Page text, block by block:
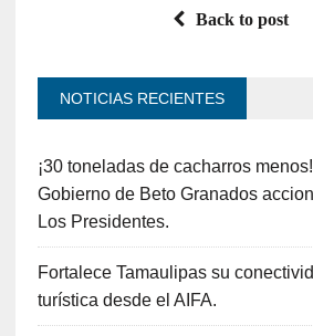
Back to post
NOTICIAS RECIENTES
¡30 toneladas de cacharros
Gobierno de Beto Granados
Los Presidentes.
Fortalece Tamaulipas su
turística desde el AIFA.